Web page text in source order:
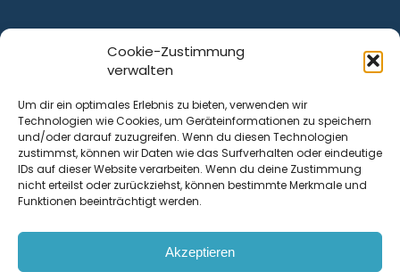
Cookie-Zustimmung
verwalten
Um dir ein optimales Erlebnis zu bieten, verwenden wir
Technologien wie Cookies, um Geräteinformationen zu speichern
und/oder darauf zuzugreifen. Wenn du diesen Technologien
zustimmst, können wir Daten wie das Surfverhalten oder eindeutige
IDs auf dieser Website verarbeiten. Wenn du deine Zustimmung
nicht erteilst oder zurückziehst, können bestimmte Merkmale und
Funktionen beeinträchtigt werden.
Akzeptieren
ist ein Service von
Krenn Real GmbH
Tischlerstraße 12
4050Traun| Österreich
Kontakt